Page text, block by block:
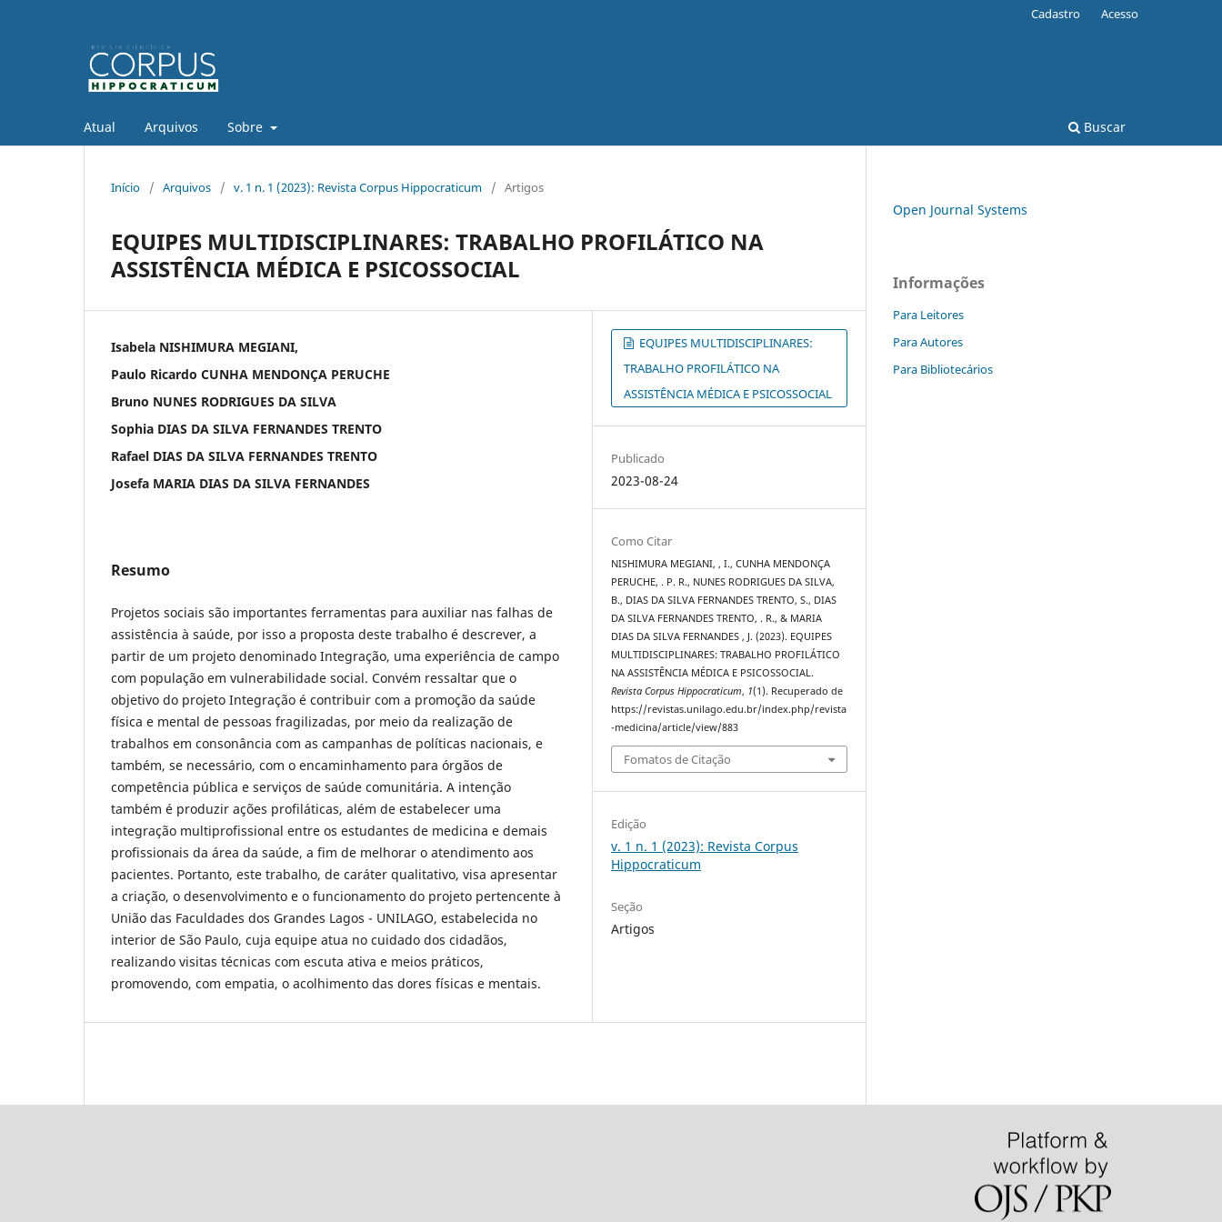
Atual Arquivos Sobre Buscar
Cadastro Acesso
Início / Arquivos / v. 1 n. 1 (2023): Revista Corpus Hippocraticum / Artigos
EQUIPES MULTIDISCIPLINARES: TRABALHO PROFILÁTICO NA
ASSISTÊNCIA MÉDICA E PSICOSSOCIAL
Isabela NISHIMURA MEGIANI,
Paulo Ricardo CUNHA MENDONÇA PERUCHE
Bruno NUNES RODRIGUES DA SILVA
Sophia DIAS DA SILVA FERNANDES TRENTO
Rafael DIAS DA SILVA FERNANDES TRENTO
Josefa MARIA DIAS DA SILVA FERNANDES
Resumo
Projetos sociais são importantes ferramentas para auxiliar nas falhas de
assistência à saúde, por isso a proposta deste trabalho é descrever, a
partir de um projeto denominado Integração, uma experiência de campo
com população em vulnerabilidade social. Convém ressaltar que o
objetivo do projeto Integração é contribuir com a promoção da saúde
física e mental de pessoas fragilizadas, por meio da realização de
trabalhos em consonância com as campanhas de políticas nacionais, e
também, se necessário, com o encaminhamento para órgãos de
competência pública e serviços de saúde comunitária. A intenção
também é produzir ações profiláticas, além de estabelecer uma
integração multiprofissional entre os estudantes de medicina e demais
profissionais da área da saúde, a fim de melhorar o atendimento aos
pacientes. Portanto, este trabalho, de caráter qualitativo, visa apresentar
a criação, o desenvolvimento e o funcionamento do projeto pertencente à
União das Faculdades dos Grandes Lagos - UNILAGO, estabelecida no
interior de São Paulo, cuja equipe atua no cuidado dos cidadãos,
realizando visitas técnicas com escuta ativa e meios práticos,
promovendo, com empatia, o acolhimento das dores físicas e mentais.
EQUIPES MULTIDISCIPLINARES:
TRABALHO PROFILÁTICO NA
ASSISTÊNCIA MÉDICA E PSICOSSOCIAL
Publicado
2023-08-24
Como Citar
NISHIMURA MEGIANI, , I., CUNHA MENDONÇA
PERUCHE, . P. R., NUNES RODRIGUES DA SILVA,
B., DIAS DA SILVA FERNANDES TRENTO, S., DIAS
DA SILVA FERNANDES TRENTO, . R., & MARIA
DIAS DA SILVA FERNANDES , J. (2023). EQUIPES
MULTIDISCIPLINARES: TRABALHO PROFILÁTICO
NA ASSISTÊNCIA MÉDICA E PSICOSSOCIAL.
Revista Corpus Hippocraticum, 1(1). Recuperado de
https://revistas.unilago.edu.br/index.php/revista
-medicina/article/view/883
Fomatos de Citação
Edição
v. 1 n. 1 (2023): Revista Corpus
Hippocraticum
Seção
Artigos
Open Journal Systems
Informações
Para Leitores
Para Autores
Para Bibliotecários